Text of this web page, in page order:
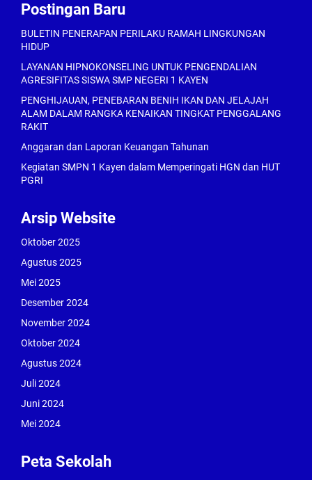
Postingan Baru
BULETIN PENERAPAN PERILAKU RAMAH LINGKUNGAN
HIDUP
LAYANAN HIPNOKONSELING UNTUK PENGENDALIAN
AGRESIFITAS SISWA SMP NEGERI 1 KAYEN
PENGHIJAUAN, PENEBARAN BENIH IKAN DAN JELAJAH
ALAM DALAM RANGKA KENAIKAN TINGKAT PENGGALANG
RAKIT
Anggaran dan Laporan Keuangan Tahunan
Kegiatan SMPN 1 Kayen dalam Memperingati HGN dan HUT
PGRI
Arsip Website
Oktober 2025
Agustus 2025
Mei 2025
Desember 2024
November 2024
Oktober 2024
Agustus 2024
Juli 2024
Juni 2024
Mei 2024
Peta Sekolah